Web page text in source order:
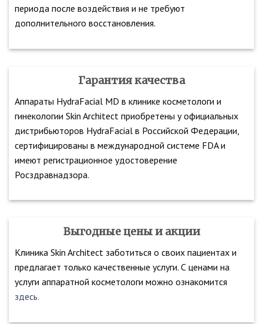
периода после воздействия и не требуют
дополнительного восстановления.
Гарантия качества
Аппараты HydraFacial MD в клинике косметологи и
гинекологии Skin Architect приобретены у официальных
дистрибьюторов HydraFacial в Российской Федерации,
сертифицированы в международной системе FDA и
имеют регистрационное удостоверение
Росздравнадзора.
Выгодные цены и акции
Клиника Skin Architect заботиться о своих пациентах и
предлагает только качественные услуги. С ценами на
услуги аппаратной косметологи можно ознакомится
здесь.